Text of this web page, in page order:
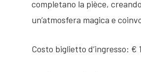
completano la pièce, creando
un’atmosfera magica e
Costo biglietto d’ingresso: €